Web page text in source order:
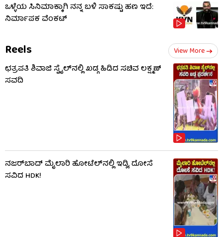
ಒಳ್ಳೆಯ ಸಿನಿಮಾಕ್ಕಾಗಿ ನನ್ನ ಬಳಿ ಸಾಕಷ್ಟು ಹಣ ಇದೆ:
ನಿರ್ಮಾಪಕ ವೆಂಕಟ್
Reels View More
ಛತ್ರಪತಿ ಶಿವಾಜಿ ಸ್ಟೈಲ್​ನಲ್ಲಿ ಖಡ್ಗ ಹಿಡಿದ ಸಚಿವ ಲಕ್ಷ್ಮಣ್
ಸವದಿ
ನಜರ್‌ಬಾದ್ ಮೈಲಾರಿ ಹೋಟೆಲ್‌ನಲ್ಲಿ ಇಡ್ಲಿ, ದೋಸೆ
ಸವಿದ HDK!